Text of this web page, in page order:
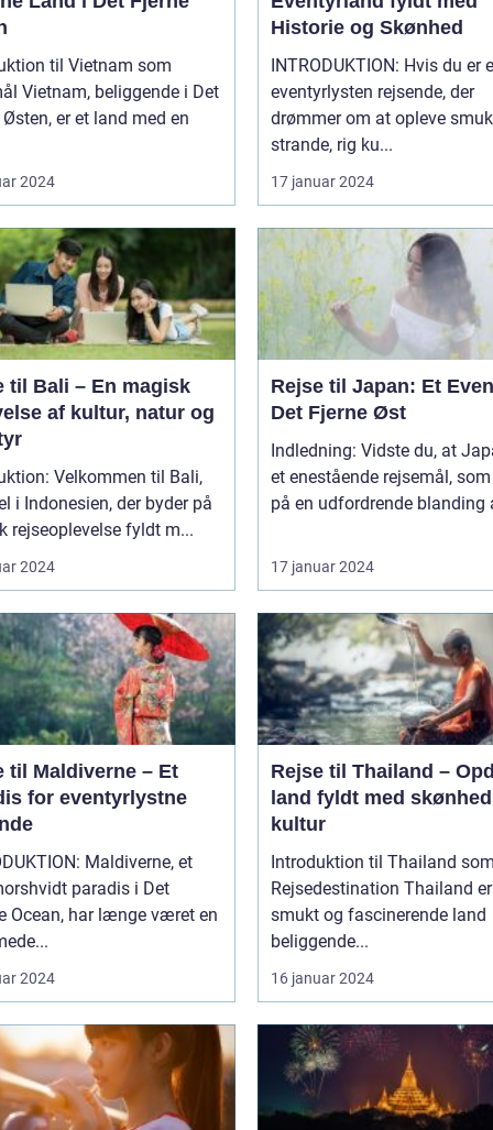
til Vietnam som
i Det
Østen, er et land med en
2024
Historie og Skønhed
INTRODUKTION: Hvis du er en
eventyrlysten rejsende, der
drømmer om at opleve
strande, rig ku...
17 januar 2024
til Bali – En magisk
af kultur, natur og
Velkommen til Bali,
i Indonesien, der byder på
rejseoplevelse fyldt m...
2024
Rejse til Japan: Et
Det Fjerne Øst
Indledning: Vidste du, at
et enestående rejsemål,
på en udfordrende blanding
17 januar 2024
til Maldiverne – Et
for eventyrlystne
Maldiverne, et
paradis i Det
Ocean, har længe været en
2024
Rejse til Thailand –
land fyldt med
kultur
Introduktion til Thailand
Rejsedestination Thailand er et
smukt og fascinerende land
beliggende...
16 januar 2024